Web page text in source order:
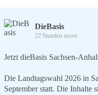
DieBasis
22 Stunden zuvor
Jetzt dieBasis Sachsen-
Die Landtagswahl 2026 in
September statt. Die Inhalte